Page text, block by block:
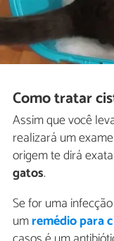
Como tratar
Assim que você
realizará um
origem te dirá
gatos.
Se for uma
umremédio para